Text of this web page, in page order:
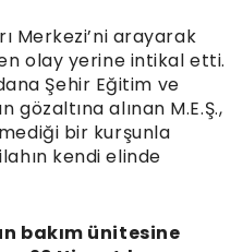
Merkezi’ni arayarak
olay yerine intikal etti.
Şehir Eğitim ve
alınan M.E.Ş.,
bir kurşunla
kendi elinde
bakım ünitesine